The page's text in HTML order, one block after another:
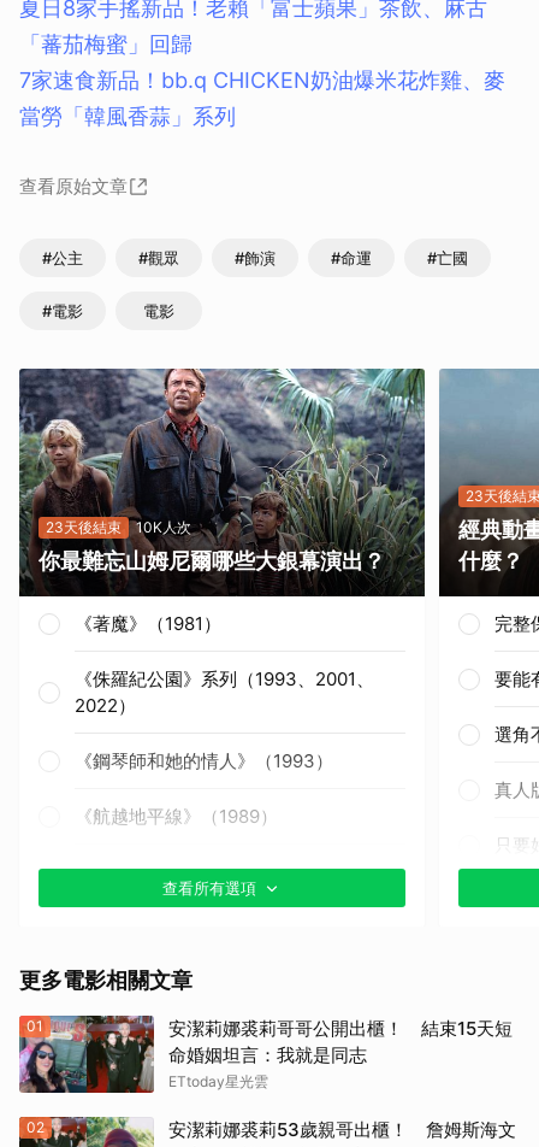
夏日8家手搖新品！老賴「富士蘋果」茶飲、麻古
「蕃茄梅蜜」回歸
7家速食新品！bb.q CHICKEN奶油爆米花炸雞、麥
當勞「韓風香蒜」系列
查看原始文章
#公主 #觀眾 #飾演 #命運 #亡國
#電影 電影
23天後結束 10K人次
你最難忘山姆尼爾哪些大銀幕演出？
《著魔》（1981）
《侏羅紀公園》系列（1993、2001、
2022）
《鋼琴師和她的情人》（1993）
《航越地平線》（1989）
《獵殺紅色十月》（1990）
《撕裂地平線》（1997）
《變人》（1999）
《鋼鐵墳墓》（2013）
查看所有選項
23天後結
經典動
什麼？
完整
要能
選角
真人
只要
更多電影相關文章
01
安潔莉娜裘莉哥哥公開出櫃！ 結束15天短
命婚姻坦言：我就是同志
ETtoday星光雲
02
安潔莉娜裘莉53歲親哥出櫃！ 詹姆斯海文
取消